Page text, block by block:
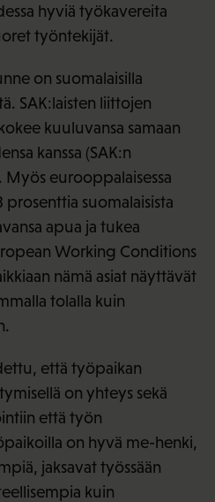
hyviä työkavereita
työntekijät.
on suomalaisilla
SAK:laisten liittojen
kuuluvansa samaan
kanssa (SAK:n
eurooppalaisessa
suomalaisista
apua ja tukea
Working Conditions
nämä asiat näyttävät
tolalla kuin
että työpaikan
on yhteys sekä
että työn
on hyvä me-henki,
jaksavat työssään
kuin